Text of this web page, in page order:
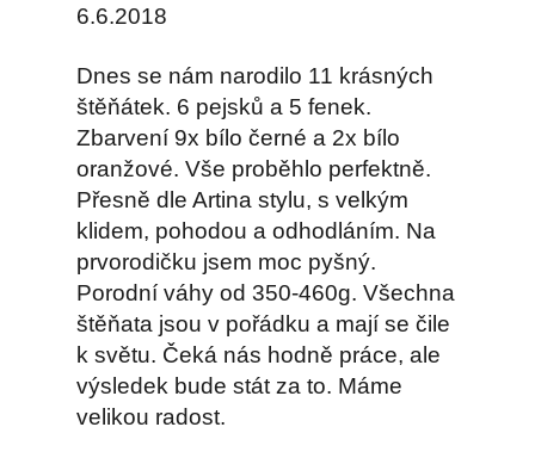
6.6.2018
Dnes se nám narodilo 11 krásných
štěňátek. 6 pejsků a 5 fenek.
Zbarvení 9x bílo černé a 2x bílo
oranžové. Vše proběhlo perfektně.
Přesně dle Artina stylu, s velkým
klidem, pohodou a odhodláním. Na
prvorodičku jsem moc pyšný.
Porodní váhy od 350-460g. Všechna
štěňata jsou v pořádku a mají se čile
k světu. Čeká nás hodně práce, ale
výsledek bude stát za to. Máme
velikou radost.